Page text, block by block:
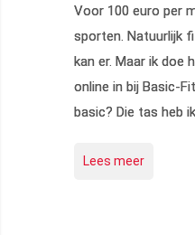
Voor 100 euro per
sporten. Natuurlijk
kan er. Maar ik doe
online in bij Basic-
basic? Die tas heb
Lees meer